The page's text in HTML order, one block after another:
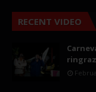
RECENT VIDEO